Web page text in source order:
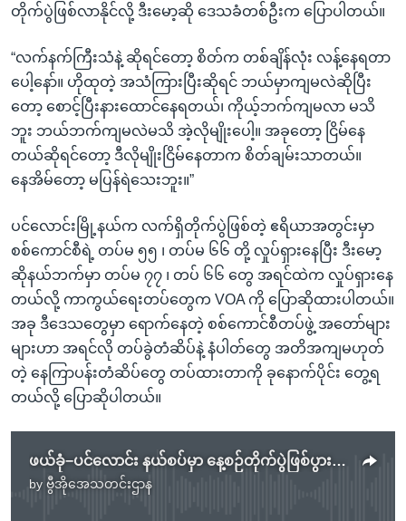
တိုက်ပွဲဖြစ်လာနိုင်လို့ ဒီးမော့ဆို ဒေသခံတစ်ဦးက ပြောပါတယ်။
“လက်နက်ကြီးသံနဲ့ ဆိုရင်တော့ စိတ်က တစ်ချိန်လုံး လန့်နေရတာ
ပေါ့နော်။ ဟိုထုတဲ့ အသံကြားပြီးဆိုရင် ဘယ်မှာကျမလဲဆိုပြီး
တော့ စောင့်ပြီးနားထောင်နေရတယ်၊ ကိုယ့်ဘက်ကျမလာ မသိ
ဘူး ဘယ်ဘက်ကျမလဲမသိ အဲ့လိုမျိုးပေါ့။ အခုတော့ ငြိမ်နေ
တယ်ဆိုရင်တော့ ဒီလိုမျိုးငြိမ်နေတာက စိတ်ချမ်းသာတယ်။
နေအိမ်တော့ မပြန်ရဲသေးဘူး။”
ပင်လောင်းမြို့နယ်က လက်ရှိတိုက်ပွဲဖြစ်တဲ့ ဧရိယာအတွင်းမှာ
စစ်ကောင်စီရဲ့ တပ်မ ၅၅ ၊ တပ်မ ၆၆ တို့ လှုပ်ရှားနေပြီး ဒီးမော့
ဆိုနယ်ဘက်မှာ တပ်မ ၇၇ ၊ တပ် ၆၆ တွေ အရင်ထဲက လှုပ်ရှားနေ
တယ်လို့ ကာကွယ်ရေးတပ်တွေက VOA ကို ပြောဆိုထားပါတယ်။
အခု ဒီဒေသတွေမှာ ရောက်နေတဲ့ စစ်ကောင်စီတပ်ဖွဲ့ အတော်များ
များဟာ အရင်လို တပ်ခွဲတံဆိပ်နဲ့ နံပါတ်တွေ အတိအကျမဟုတ်
တဲ့ နေကြာပန်းတံဆိပ်တွေ တပ်ထားတာကို ခုနောက်ပိုင်း တွေ့ရ
တယ်လို့ ပြောဆိုပါတယ်။
ဖယ်ခုံ−ပင်လောင်း နယ်စပ်မှာ နေ့စဉ်တိုက်ပွဲဖြစ်ပွားနေ၊ စစ်ကောင်စီ လေကြောင်းသုံးတိုက်ခိုက်
by ဗွီအိုအေသတင်းဌာန
No media source currently available